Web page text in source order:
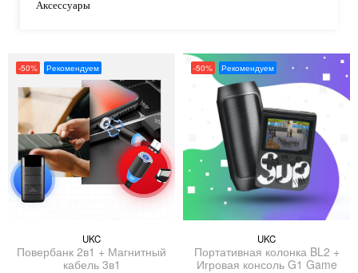
Аксессуары
-50% Рекомендуем
UKC
Повербанк 2в1 + Магнитный
кабель 3в1
-50% Рекомендуем
UKC
Портативная колонка BL2 +
Игровая консоль G1 Game